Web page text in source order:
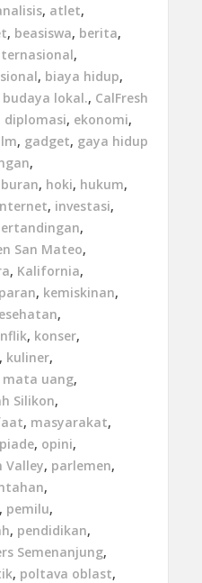
, atlet,
, beasiswa, berita,
,
, biaya hidup,
budaya lokal., CalFresh
diplomasi, ekonomi,
, gadget, gaya hidup
,
, hoki, hukum,
, investasi,
,
San Mateo,
, Kalifornia,
, kemiskinan,
,
, konser,
, kuliner,
mata uang,
Silikon,
, masyarakat,
, opini,
Valley, parlemen,
,
, pemilu,
, pendidikan,
Semenanjung,
, poltava oblast,